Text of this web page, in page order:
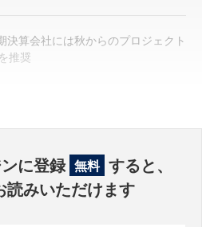
決算会社には秋からのプロジェクト
推奨
に登録 無料 すると、
読みいただけます